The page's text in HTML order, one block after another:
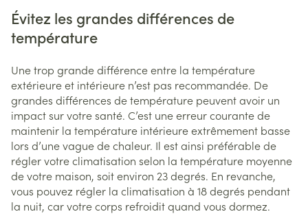
Évitez les grandes différences de
température
Une trop grande différence entre la température
extérieure et intérieure n’est pas recommandée. De
grandes différences de température peuvent avoir un
impact sur votre santé. C’est une erreur courante de
maintenir la température intérieure extrêmement basse
lors d’une vague de chaleur. Il est ainsi préférable de
régler votre climatisation selon la température moyenne
de votre maison, soit environ 23 degrés. En revanche,
vous pouvez régler la climatisation à 18 degrés pendant
la nuit, car votre corps refroidit quand vous dormez.